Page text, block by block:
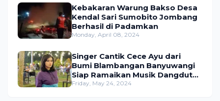
Kebakaran Warung Bakso Desa
Kendal Sari Sumobito Jombang
Berhasil di Padamkan
Monday, April 08, 2024
Singer Cantik Cece Ayu dari
Bumi Blambangan Banyuwangi
Siap Ramaikan Musik Dangdut
Indonesia
Friday, May 24, 2024